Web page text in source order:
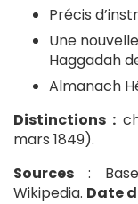
Précis
Une
Haggadah
Almanach
Distinctions :
mars 1849).
Sources :
Wikipedia. Date